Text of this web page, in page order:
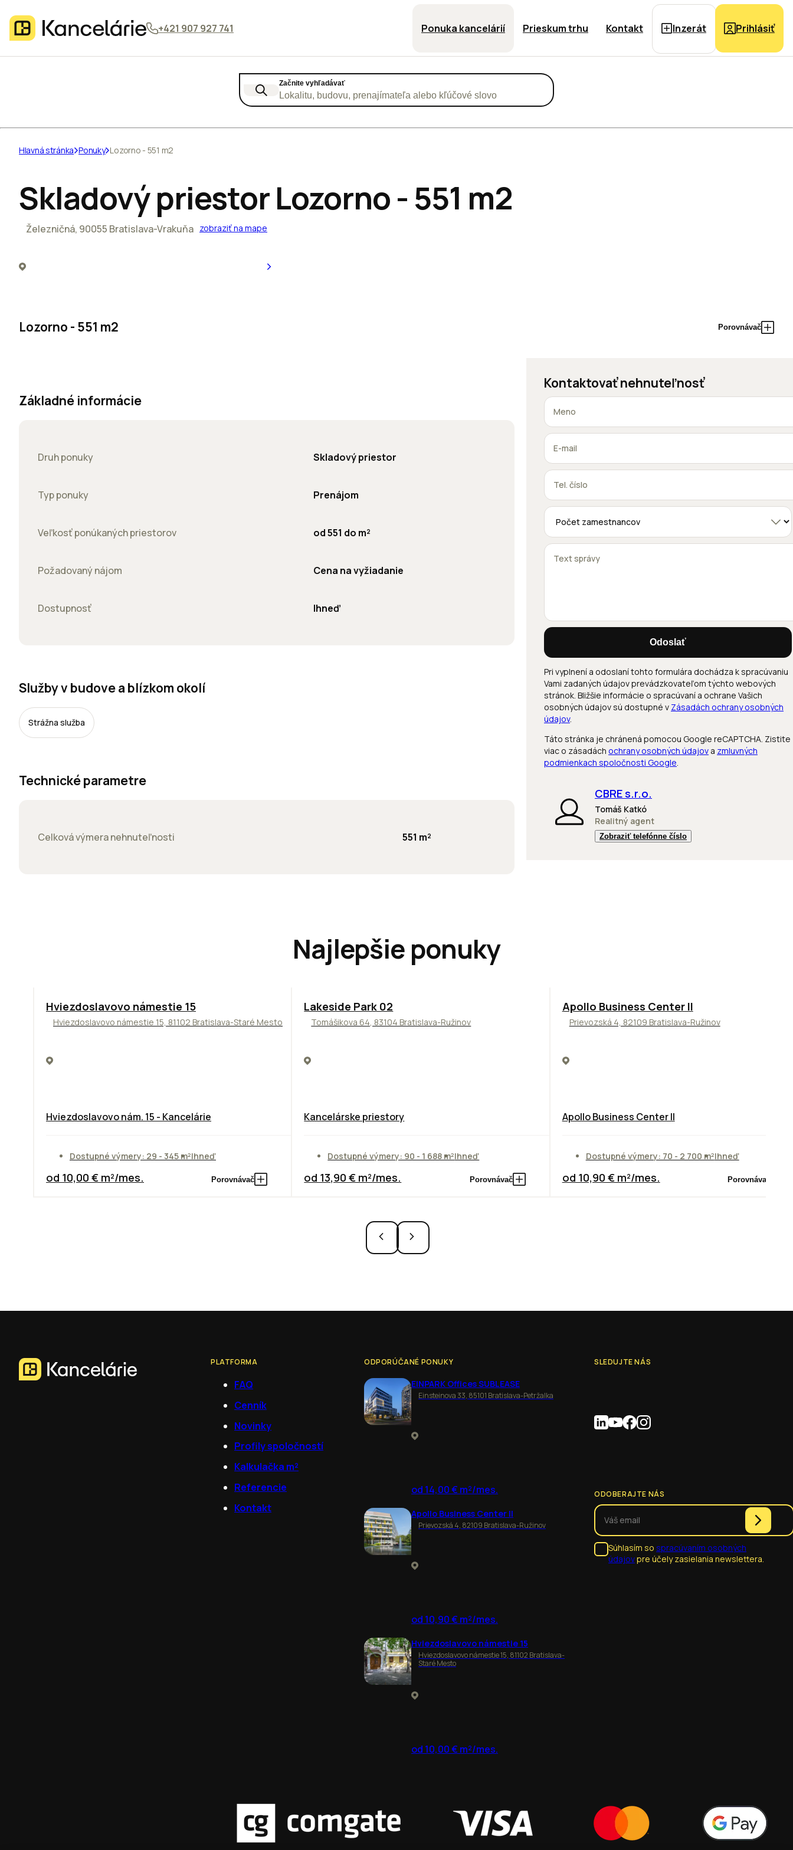
+421 907 927 741 Ponuka kancelárií Prieskum trhu Kontakt Inzerát Prihlásiť
Začnite vyhľadávať
Lokalitu, budovu, prenajímateľa alebo kľúčové slovo
Hlavná stránka Ponuky Lozorno - 551 m2
Skladový priestor Lozorno - 551 m2
Železničná, 90055 Bratislava-Vrakuňa zobraziť na mape
Lozorno - 551 m2 Porovnávač
Základné informácie
Druh ponuky Skladový priestor
Typ ponuky Prenájom
Veľkosť ponúkaných priestorov od 551 do m²
Požadovaný nájom Cena na vyžiadanie
Dostupnosť Ihneď
Služby v budove a blízkom okolí
Strážna služba
Technické parametre
Celková výmera nehnuteľnosti 551 m²
Kontaktovať nehnuteľnosť
Odoslať
Pri vyplnení a odoslaní tohto formulára dochádza k spracúvaniu
Vami zadaných údajov prevádzkovateľom týchto webových
stránok. Bližšie informácie o spracúvaní a ochrane Vašich
osobných údajov sú dostupné v Zásadách ochrany osobných
údajov.
Táto stránka je chránená pomocou Google reCAPTCHA. Zistite
viac o zásadách ochrany osobných údajov a zmluvných
podmienkach spoločnosti Google.
CBRE s.r.o.
Tomáš Katkó
Realitný agent
Zobraziť telefónne číslo
Najlepšie ponuky
ODPORÚČAME
Hviezdoslavovo námestie 15
Hviezdoslavovo námestie 15, 81102 Bratislava-Staré Mesto
Hviezdoslavovo nám. 15 - Kancelárie
Dostupné výmery: 29 - 345 m²Ihneď
od 10,00 € m²/mes. Porovnávač
ODPORÚČAME
Lakeside Park 02
Tomášikova 64, 83104 Bratislava-Ružinov
Kancelárske priestory
Dostupné výmery: 90 - 1 688 m²Ihneď
od 13,90 € m²/mes. Porovnávač
TOP NOVINKA ODPORÚČAME
Apollo Business Center II
Prievozská 4, 82109 Bratislava-Ružinov
Apollo Business Center II
Dostupné výmery: 70 - 2 700 m²Ihneď
od 10,90 € m²/mes. Porovnávač
PLATFORMA
FAQ
Cenník
Novinky
Profily spoločností
Kalkulačka m²
Referencie
Kontakt
ODPORÚČANÉ PONUKY
EINPARK Offices SUBLEASE
Einsteinova 33, 85101 Bratislava-Petržalka
od 14,00 € m²/mes.
Apollo Business Center II
Prievozská 4, 82109 Bratislava-Ružinov
od 10,90 € m²/mes.
Hviezdoslavovo námestie 15
Hviezdoslavovo námestie 15, 81102 Bratislava-
Staré Mesto
od 10,00 € m²/mes.
SLEDUJTE NÁS
ODOBERAJTE NÁS
Súhlasím so spracúvaním osobných
údajovpre účely zasielania newslettera.